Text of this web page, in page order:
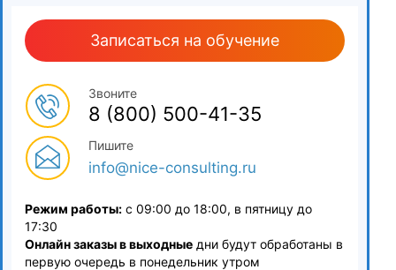
Расчет экономического эффекта метрологической
экспертизы
3
Пути решения основных задач метрологической
экспертизы технической документации
3.1
Анализ рациональности номенклатуры измеряемых
параметров. Методики выполнения измерений
Записаться на обучение
Звоните
8 (800) 500-41-35
Пишите
info@nice-consulting.ru
Режим работы: с 09:00 до 18:00, в пятницу до
17:30
Онлайн заказы в выходные дни будут обработаны в
первую очередь в понедельник утром